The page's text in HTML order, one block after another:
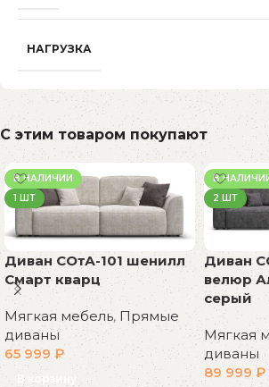
НАГРУЗКА
С этим товаром покупают
В НАЛИЧИИ
1 ШТ
Диван СОтА-101 шенилл
Смарт кварц
Мягкая мебель, Прямые
диваны
65 999 ₽
В корзину
В
2 ШТ
Диван
велюр
серый
Мягкая
диваны
89 999 ₽